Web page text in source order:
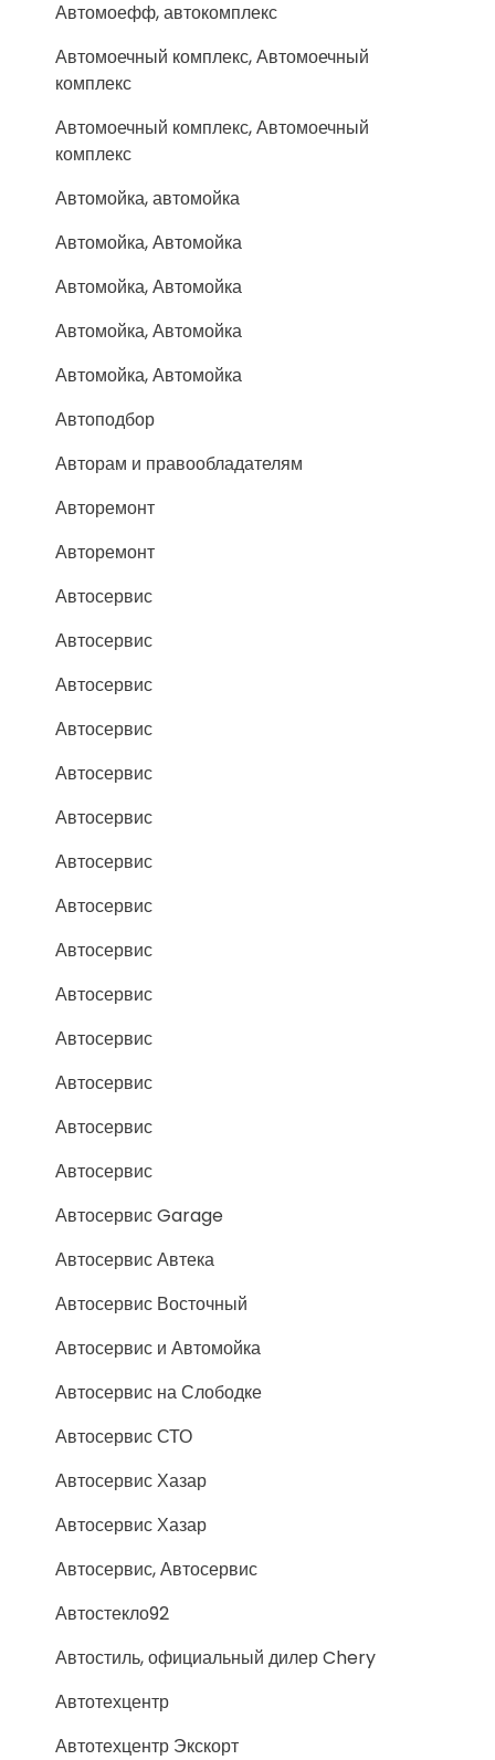
Автомоефф, автокомплекс
Автомоечный комплекс, Автомоечный
комплекс
Автомоечный комплекс, Автомоечный
комплекс
Автомойка, автомойка
Автомойка, Автомойка
Автомойка, Автомойка
Автомойка, Автомойка
Автомойка, Автомойка
Автоподбор
Авторам и правообладателям
Авторемонт
Авторемонт
Автосервис
Автосервис
Автосервис
Автосервис
Автосервис
Автосервис
Автосервис
Автосервис
Автосервис
Автосервис
Автосервис
Автосервис
Автосервис
Автосервис
Автосервис Garage
Автосервис Автека
Автосервис Восточный
Автосервис и Автомойка
Автосервис на Слободке
Автосервис СТО
Автосервис Хазар
Автосервис Хазар
Автосервис, Автосервис
Автостекло92
Автостиль, официальный дилер Chery
Автотехцентр
Автотехцентр Экскорт